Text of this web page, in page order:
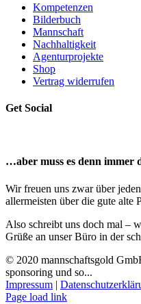
Kompetenzen
Bilderbuch
Mannschaft
Nachhaltigkeit
Agenturprojekte
Shop
Vertrag widerrufen
Get Social
…aber muss es denn immer
Wir freuen uns zwar über
allermeisten über die gute alte
Also schreibt uns doch mal –
Grüße an unser Büro in der
© 2020 mannschaftsgold
sponsoring und so...
Impressum |
Facebook
Instagram
LinkedIn
E-
Page load link